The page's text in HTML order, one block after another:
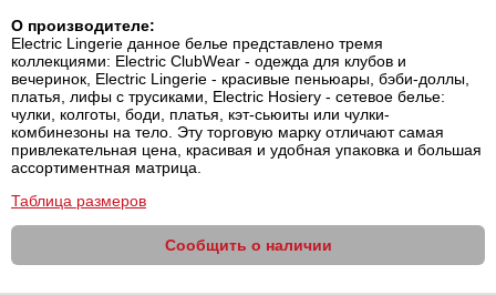
О производителе:
Electric Lingerie данное белье представлено тремя
коллекциями: Electric ClubWear - одежда для клубов и
вечеринок, Electric Lingerie - красивые пеньюары, бэби-доллы,
платья, лифы с трусиками, Electric Hosiery - сетевое белье:
чулки, колготы, боди, платья, кэт-сьюиты или чулки-
комбинезоны на тело. Эту торговую марку отличают самая
привлекательная цена, красивая и удобная упаковка и большая
ассортиментная матрица.
Таблица размеров
Сообщить о наличии